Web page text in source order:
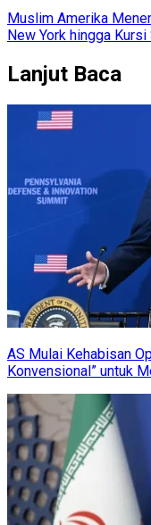
Muslim Amerika
New York hingga Kursi
Lanjut Baca
AS Mulai Kehabisan
Konvensional” untuk